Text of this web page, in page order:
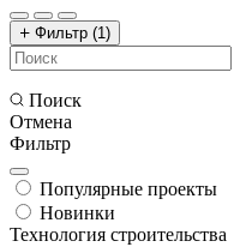
Фильтр (1)
Поиск
Отмена
Фильтр
Популярные проекты
Новинки
Технология строительства